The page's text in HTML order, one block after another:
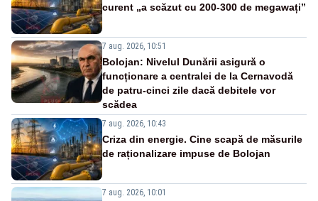
curent „a scăzut cu 200-300 de megawați”
7 aug. 2026, 10:51
Bolojan: Nivelul Dunării asigură o
funcționare a centralei de la Cernavodă
de patru-cinci zile dacă debitele vor
scădea
7 aug. 2026, 10:43
Criza din energie. Cine scapă de măsurile
de raționalizare impuse de Bolojan
7 aug. 2026, 10:01